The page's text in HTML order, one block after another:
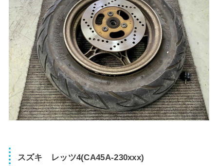
スズキ レッツ4(CA45A-230xxx)